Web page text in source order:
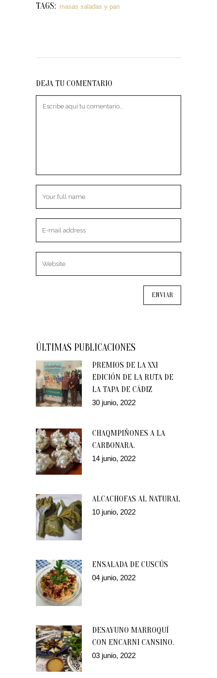
TAGS: masas saladas y pan
DEJA TU COMENTARIO
ÚLTIMAS PUBLICACIONES
PREMIOS DE LA XXI
EDICIÓN DE LA RUTA DE
LA TAPA DE CÁDIZ
30 junio, 2022
CHAQMPIÑONES A LA
CARBONARA.
14 junio, 2022
ALCACHOFAS AL NATURAL
10 junio, 2022
ENSALADA DE CUSCÚS
04 junio, 2022
DESAYUNO MARROQUÍ
CON ENCARNI CANSINO.
03 junio, 2022